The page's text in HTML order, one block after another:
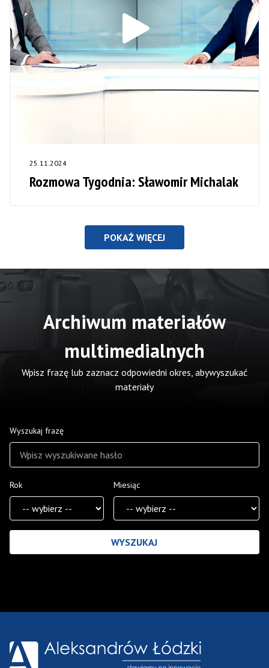
25.11.2024
Rozmowa Tygodnia: Sławomir Michalak
POKAŻ WIĘCEJ
Archiwum materiałów
multimedialnych
Wpisz frazę lub zaznacz odpowiedni okres, abywyszukać
materiały
Wyszukaj frazę
Rok Miesiąc